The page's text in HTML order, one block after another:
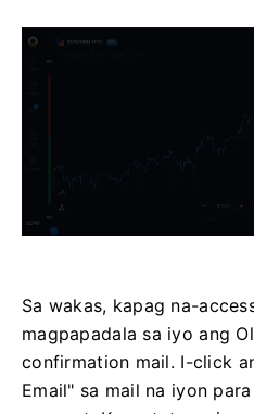
Sa wakas, kapag na-
magpapadala sa iyo ang
confirmation mail. I-click
Email" sa mail na iyon